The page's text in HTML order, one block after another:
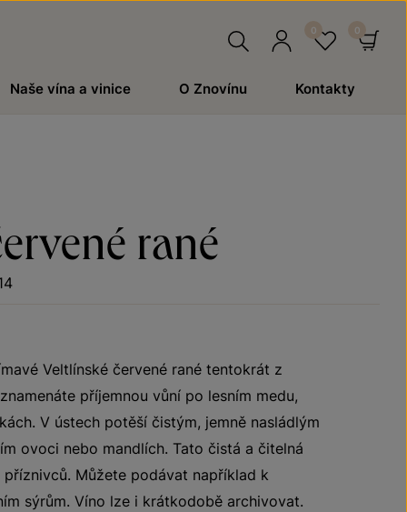
Naše vína a vinice O Znovínu Kontakty
rané
Veltlínské červené rané tentokrát z
příjemnou vůní po lesním medu,
V ústech potěší čistým, jemně nasládlým
ovoci nebo mandlích. Tato čistá a čitelná
příznivců. Můžete podávat například k
sýrům. Víno lze i krátkodobě archivovat.